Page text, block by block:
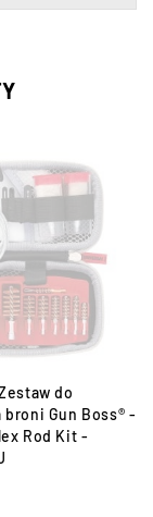
do
broni Gun Boss® -
Rod Kit -